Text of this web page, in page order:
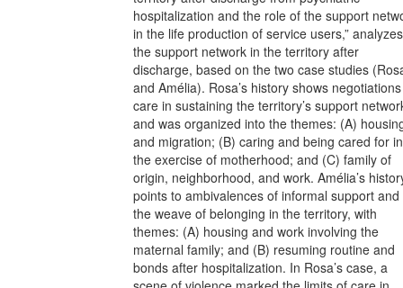
hospitalization and the role of the support
in the life production of service users,” analyzes
the support network in the territory after
discharge, based on the two case studies
and Amélia). Rosa’s history shows
care in sustaining the territory’s support
and was organized into the themes: (A)
and migration; (B) caring and being cared for in
the exercise of motherhood; and (C) family of
origin, neighborhood, and work. Amélia’s
points to ambivalences of informal support and
the weave of belonging in the territory, with
themes: (A) housing and work involving the
maternal family; and (B) resuming routine and
bonds after hospitalization. In Rosa’s case, a